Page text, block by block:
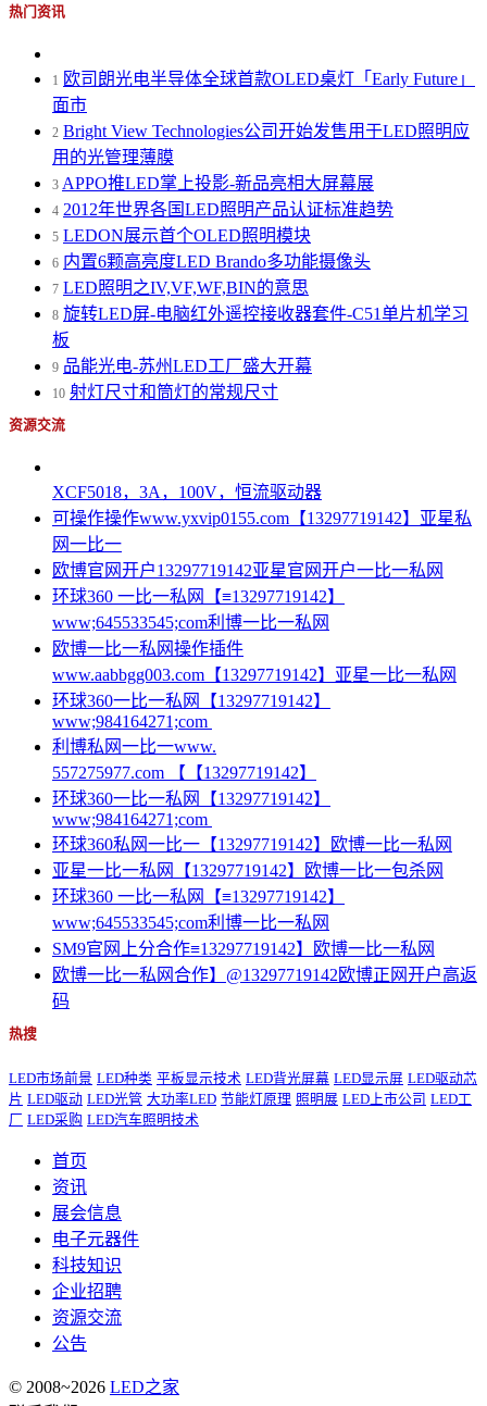
热门资讯
1 欧司朗光电半导体全球首款OLED桌灯「Early Future」
面市
2 Bright View Technologies公司开始发售用于LED照明应
用的光管理薄膜
3 APPO推LED掌上投影-新品亮相大屏幕展
4 2012年世界各国LED照明产品认证标准趋势
5 LEDON展示首个OLED照明模块
6 内置6颗高亮度LED Brando多功能摄像头
7 LED照明之IV,VF,WF,BIN的意思
8 旋转LED屏-电脑红外遥控接收器套件-C51单片机学习
板
9 品能光电-苏州LED工厂盛大开幕
10 射灯尺寸和筒灯的常规尺寸
资源交流
XCF5018，3A，100V，恒流驱动器
可操作操作www.yxvip0155.com【13297719142】亚星私
网一比一
欧博官网开户13297719142亚星官网开户一比一私网
环球360 一比一私网【≡13297719142】
www;645533545;com利博一比一私网
欧博一比一私网操作插件
www.aabbgg003.com【13297719142】亚星一比一私网
环球360一比一私网【13297719142】
www;984164271;com
利博私网一比一www.
557275977.com 【【13297719142】
环球360一比一私网【13297719142】
www;984164271;com
环球360私网一比一【13297719142】欧博一比一私网
亚星一比一私网【13297719142】欧博一比一包杀网
环球360 一比一私网【≡13297719142】
www;645533545;com利博一比一私网
SM9官网上分合作≡13297719142】欧博一比一私网
欧博一比一私网合作】@13297719142欧博正网开户高返
码
热搜
LED市场前景 LED种类 平板显示技术 LED背光屏幕 LED显示屏 LED驱动芯
片 LED驱动 LED光管 大功率LED 节能灯原理 照明展 LED上市公司 LED工
厂 LED采购 LED汽车照明技术
首页
资讯
展会信息
电子元器件
科技知识
企业招聘
资源交流
公告
© 2008~2026 LED之家